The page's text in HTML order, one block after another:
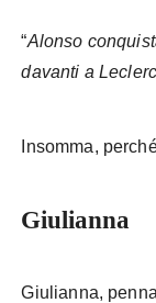
“Alonso
davanti a
Insomma,
Giulianna
Giulianna,